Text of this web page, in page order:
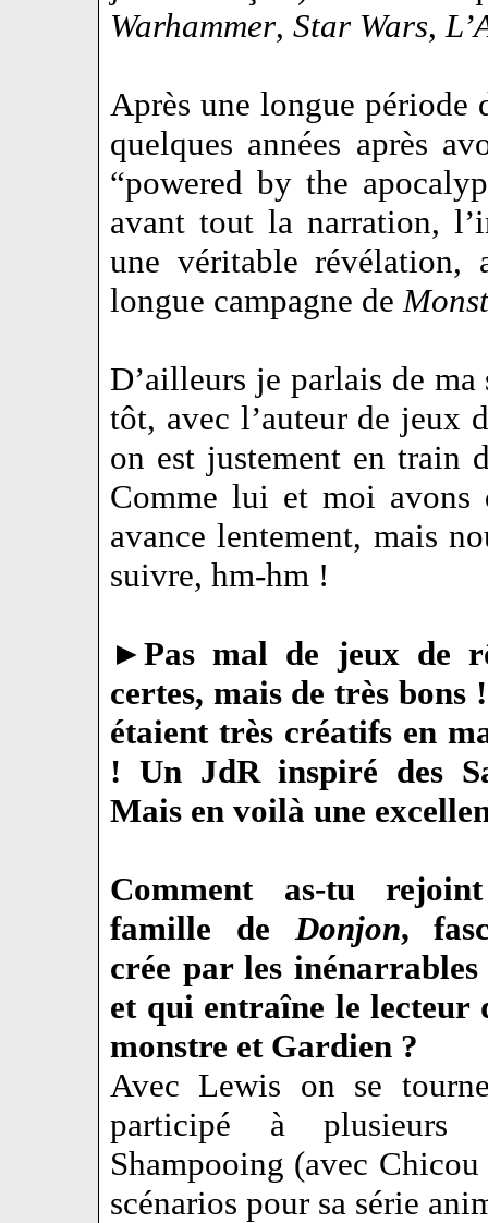
Warhammer, Star Wars,
Après une longue période
quelques années après
“powered by the
avant tout la narration,
une véritable révélation,
longue campagne de
D’ailleurs je parlais de
tôt, avec l’auteur de jeux
on est justement en train
Comme lui et moi avons
avance lentement, mais
suivre, hm-hm !
►Pas mal de jeux de
certes, mais de très bons
étaient très créatifs en
! Un JdR inspiré des
Mais en voilà une
Comment as-tu
famille de Donjon,
crée par les
et qui entraîne le lecteur
monstre et Gardien ?
Avec Lewis on se
participé à plusieurs
Shampooing (avec
scénarios pour sa série